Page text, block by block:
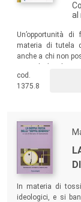
al
Un’opportunità
materia di tutela
anche a chi non
cod.
1375.8
In materia di
ideologici, e si